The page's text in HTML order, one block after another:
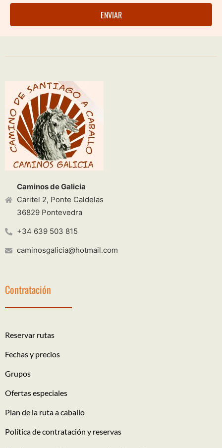
ENVIAR
Caminos de Galicia
Caritel 2, Ponte Caldelas
36829 Pontevedra
+34 639 503 815
caminosgalicia@hotmail.com
Contratación
Reservar rutas
Fechas y precios
Grupos
Ofertas especiales
Plan de la ruta a caballo
Política de contratación y reservas